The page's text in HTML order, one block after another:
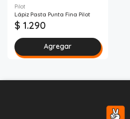
Pilot
Lápiz Pasta Punta Fina Pilot
$ 1.290
Agregar